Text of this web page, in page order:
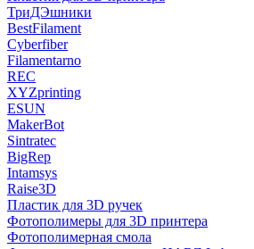
ТриДЭшники
BestFilament
Cyberfiber
Filamentarno
REC
XYZprinting
ESUN
MakerBot
Sintratec
BigRep
Intamsys
Raise3D
Пластик для 3D ручек
Фотополимеры для 3D принтера
Фотополимерная смола